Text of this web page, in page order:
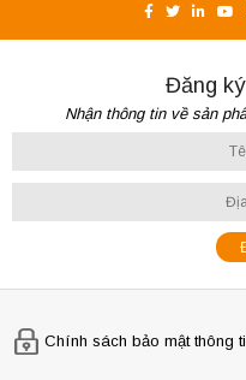
Đăng
Nhận thông tin về sản
Chính sách bảo mật thông